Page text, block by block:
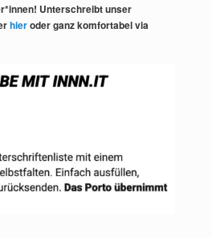
Unterschreibt unser
hieroder ganz komfortabel via